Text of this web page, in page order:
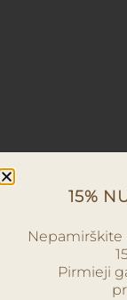
15%
Pirmieji